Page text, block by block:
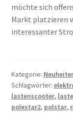
möchte sich
Markt platzieren
interessanter
Kategorie:
Schlagwörter:
lastenscooter,
polestar2, polstar,